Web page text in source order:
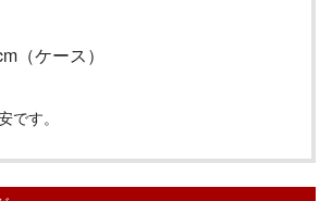
（ケース）
です。